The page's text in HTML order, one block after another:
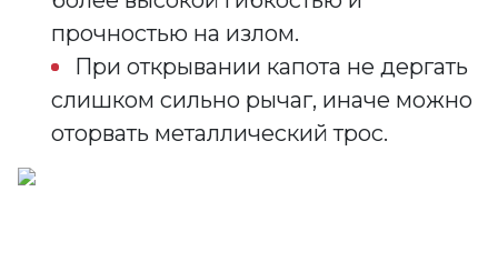
прочностью на излом.
При открывании капота не дергать
слишком сильно рычаг, иначе можно
оторвать металлический трос.